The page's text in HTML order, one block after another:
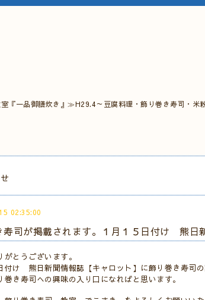
『一品御膳炊き』≫H29.4～豆腐料理・飾り巻き寿司・米
02:35:00
寿司が掲載されます。１月１５日付け 熊日
がとうございます。
付け 熊日新聞情報誌【キャロット】に飾り巻き寿司の
巻き寿司への興味の入り口になればと思います。